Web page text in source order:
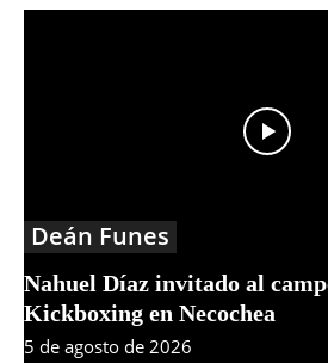
Deán Funes
Nahuel Díaz invitado al
Kickboxing en Necochea
5 de agosto de 2026